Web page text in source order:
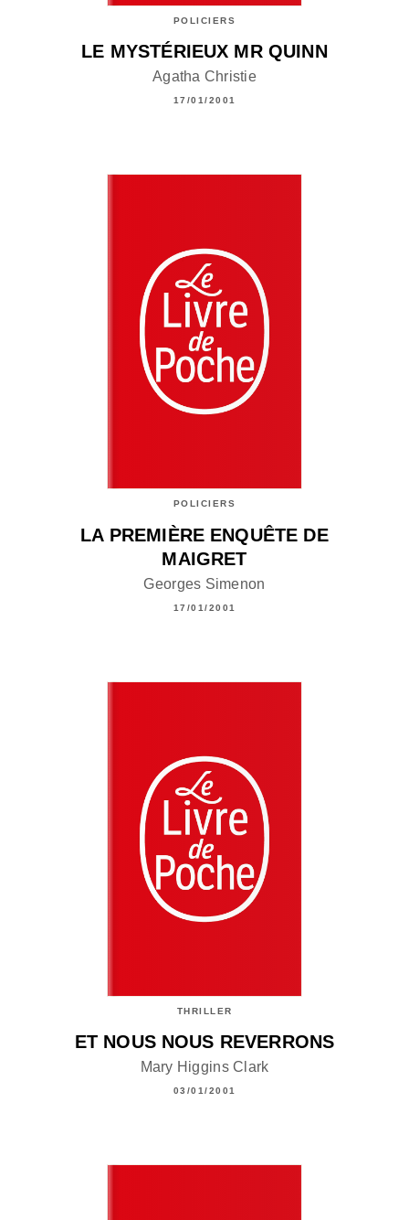
POLICIERS
LE MYSTÉRIEUX MR QUINN
Agatha Christie
17/01/2001
POLICIERS
LA PREMIÈRE ENQUÊTE DE
MAIGRET
Georges Simenon
17/01/2001
THRILLER
ET NOUS NOUS REVERRONS
Mary Higgins Clark
03/01/2001